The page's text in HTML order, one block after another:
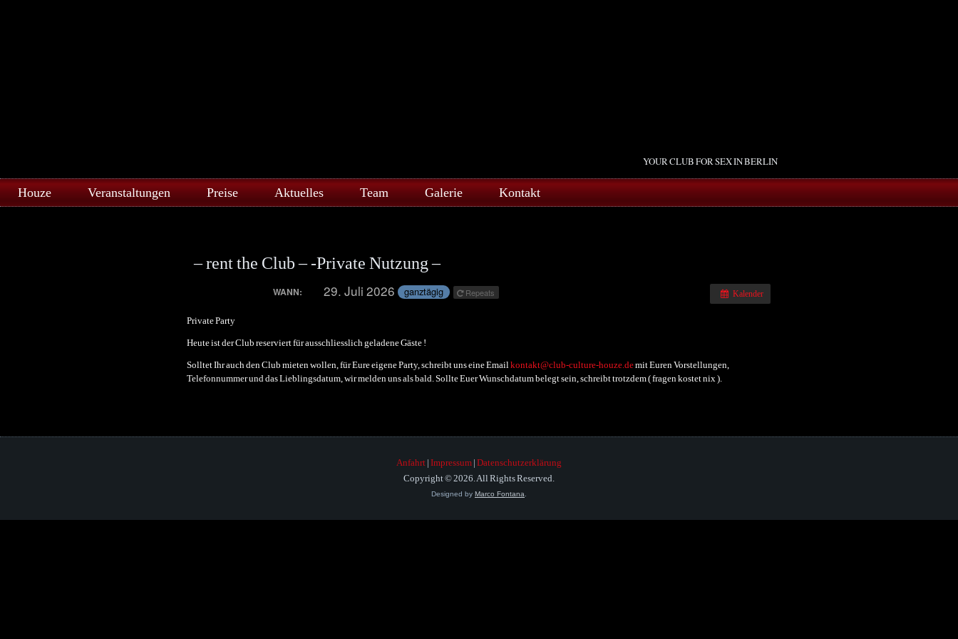
YOUR CLUB FOR SEX IN BERLIN
Houze Veranstaltungen Preise Aktuelles Team Galerie Kontakt
– rent the Club – -Private Nutzung –
Kalender
WANN: 29. Juli 2026 ganztägig Repeats
Private Party
Heute ist der Club reserviert für ausschliesslich geladene Gäste !
Solltet Ihr auch den Club mieten wollen, für Eure eigene Party, schreibt uns eine Email kontakt@club-culture-houze.demit Euren Vorstellungen,
Telefonnummer und das Lieblingsdatum, wir melden uns als bald. Sollte Euer Wunschdatum belegt sein, schreibt trotzdem ( fragen kostet nix ).
Anfahrt | Impressum | Datenschutzerklärung
Copyright © 2026. All Rights Reserved.
Designed by Marco Fontana